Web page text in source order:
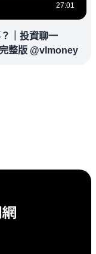
27:01
｜投資聊一
整版 @vlmoney